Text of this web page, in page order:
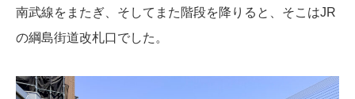
南武線をまたぎ、そしてまた階段を降りると、そこはJR
の綱島街道改札口でした。